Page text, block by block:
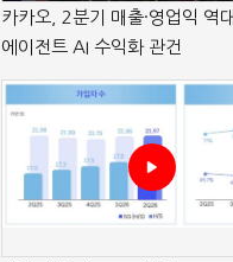
카카오, 2분기 매출·영업익 역
에이전트 AI 수익화 관건